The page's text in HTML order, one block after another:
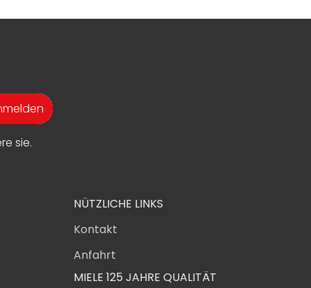
sie.
NÜTZLICHE LINKS
Kontakt
Anfahrt
MIELE 125 JAHRE QUALITÄT